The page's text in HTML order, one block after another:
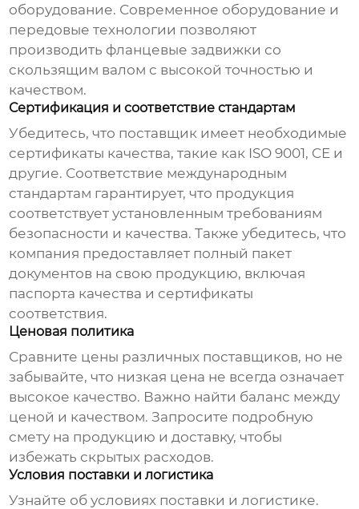
оборудование. Современное оборудование и
передовые технологии позволяют
производить фланцевые задвижки со
скользящим валом с высокой точностью и
качеством.
Сертификация и соответствие стандартам
Убедитесь, что поставщик имеет необходимые
сертификаты качества, такие как ISO 9001, CE и
другие. Соответствие международным
стандартам гарантирует, что продукция
соответствует установленным требованиям
безопасности и качества. Также убедитесь, что
компания предоставляет полный пакет
документов на свою продукцию, включая
паспорта качества и сертификаты
соответствия.
Ценовая политика
Сравните цены различных поставщиков, но не
забывайте, что низкая цена не всегда означает
высокое качество. Важно найти баланс между
ценой и качеством. Запросите подробную
смету на продукцию и доставку, чтобы
избежать скрытых расходов.
Условия поставки и логистика
Узнайте об условиях поставки и логистике.